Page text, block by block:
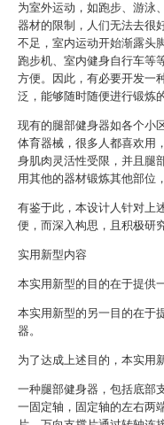
为室外运动，如跑步、游泳
器材的限制，人们无法去很
不足，室内运动开始渐露头
跑步机、室内健身自行车等
方便。因此，有必要开发一
泛，能够随时随便进行锻炼
现有的腿部健身器如各个小
体育器械，很多人都喜欢用
身肌肉灵活性受限，并且腿
用其他的器材锻炼其他部位
有鉴于此，本设计人针对上
便，而深入构思，且积极研
实用新型内容
本实用新型的目的在于提供
本实用新型的另一目的在于
器。
为了达成上述目的，本实用
一种腿部健身器，包括底部
一固定轴，固定轴的左右两